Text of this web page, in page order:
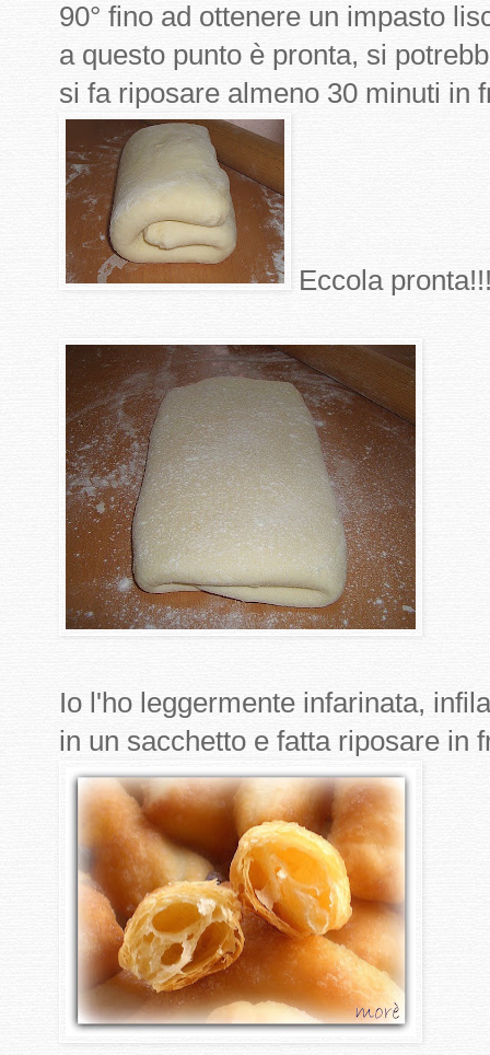
90° fino ad ottenere un impasto
a questo punto è pronta, si
si fa riposare almeno 30 minuti in
Eccola
Io l'ho leggermente infarinata,
in un sacchetto e fatta riposare in